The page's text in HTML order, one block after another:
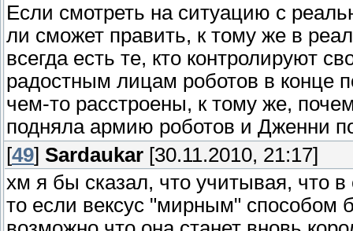
Если смотреть на ситуацию с
ли сможет править, к тому же в
всегда есть те, кто контролируют
радостным лицам роботов в конце
чем-то расстроены, к тому же,
подняла армию роботов и Дженни
[49] Sardaukar [30.11.2010, 21:17]
хм я бы сказал, что учитывая, что
то если вексус "мирным" способом